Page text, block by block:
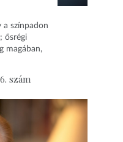
a színpadon
ősrégi
magában,
szám